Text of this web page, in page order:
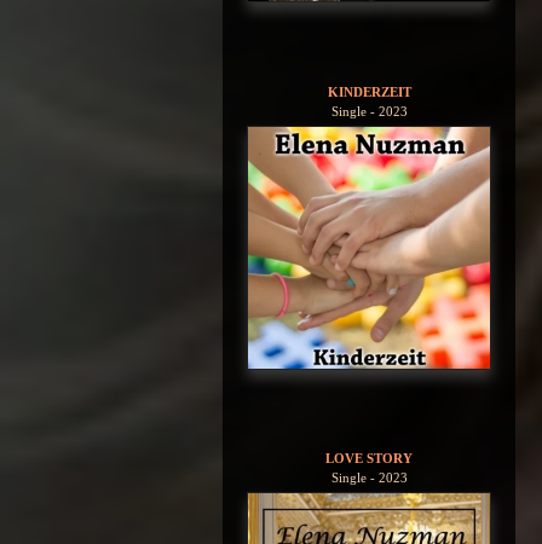
KINDERZEIT
Single - 2023
LOVE STORY
Single - 2023